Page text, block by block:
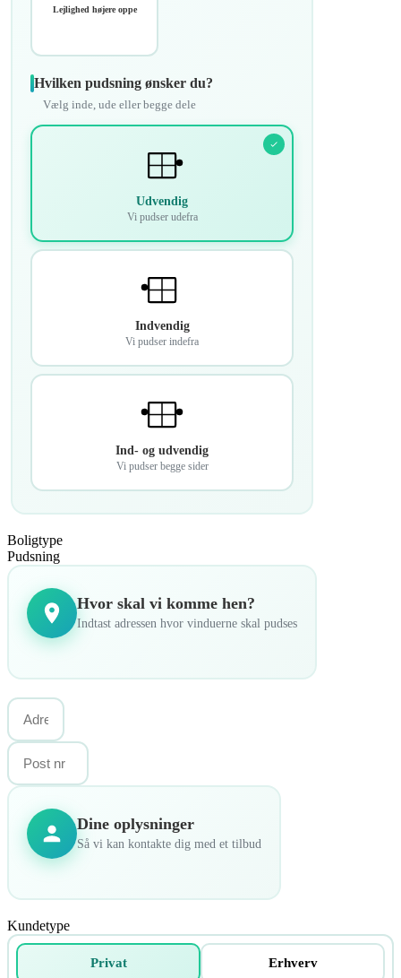
Lejlighed højere oppe
Hvilken pudsning ønsker du?
Vælg inde, ude eller begge dele
Udvendig
Vi pudser udefra
Indvendig
Vi pudser indefra
Ind- og udvendig
Vi pudser begge sider
Boligtype
Pudsning
Hvor skal vi komme hen?
Indtast adressen hvor vinduerne skal pudses
Dine oplysninger
Så vi kan kontakte dig med et tilbud
Kundetype
Privat Erhverv